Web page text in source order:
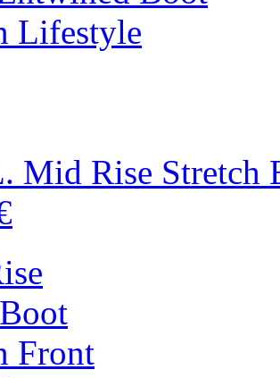
Mid Rise Stretch